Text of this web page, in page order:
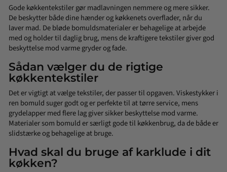
Gode køkkentekstiler gør madlavningen nemmere og mere sikker.
De beskytter både dine hænder og køkkenets overflader, når du
laver mad. De bløde bomuldsmaterialer er behagelige at arbejde
med og holder til daglig brug, mens de kraftigere tekstiler giver god
beskyttelse mod varmegryderogfade.
Sådan vælger du de rigtige
køkkentekstiler
Det er vigtigt at vælge tekstiler, der passer til opgaven.Viskestykkeri
ren bomuld suger godt og er perfekte til at tørre service, mens
grydelappermed flere lag giver sikker beskyttelse mod varme.
Materialer som bomuld er særligt gode til køkkenbrug, da de både er
slidstærke og behagelige at bruge.
Hvad skal du bruge af karklude i dit
køkken?